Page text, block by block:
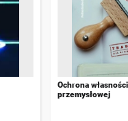
Ochrona własności
przemysłowej